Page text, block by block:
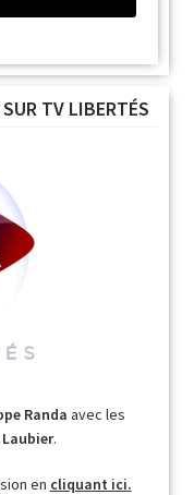
TV LIBERTÉS
Randa avec les
Laubier.
en cliquant ici.